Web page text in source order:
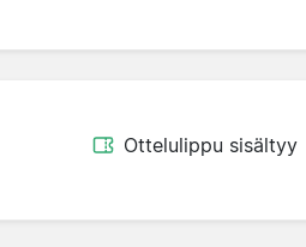
Ottelulippu sisältyy